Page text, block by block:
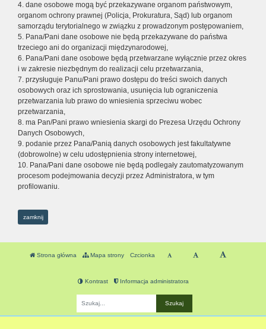
4. dane osobowe mogą być przekazywane organom państwowym,
organom ochrony prawnej (Policja, Prokuratura, Sąd) lub organom
samorządu terytorialnego w związku z prowadzonym postępowaniem,
5. Pana/Pani dane osobowe nie będą przekazywane do państwa
trzeciego ani do organizacji międzynarodowej,
6. Pana/Pani dane osobowe będą przetwarzane wyłącznie przez okres
i w zakresie niezbędnym do realizacji celu przetwarzania,
7. przysługuje Panu/Pani prawo dostępu do treści swoich danych
osobowych oraz ich sprostowania, usunięcia lub ograniczenia
przetwarzania lub prawo do wniesienia sprzeciwu wobec
przetwarzania,
8. ma Pan/Pani prawo wniesienia skargi do Prezesa Urzędu Ochrony
Danych Osobowych,
9. podanie przez Pana/Panią danych osobowych jest fakultatywne
(dobrowolne) w celu udostępnienia strony internetowej,
10. Pana/Pani dane osobowe nie będą podlegały zautomatyzowanym
procesom podejmowania decyzji przez Administratora, w tym
profilowaniu.
zamknij
Strona główna Mapa strony Czcionka
Kontrast Informacja administratora